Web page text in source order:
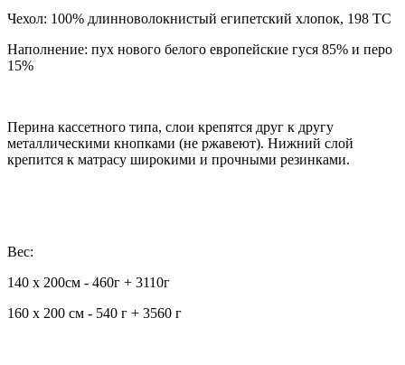
Чехол: 100% длинноволокнистый египетский хлопок, 198 TC
Наполнение: пух нового белого европейские гуся 85% и перо
15%
Перина кассетного типа, слои крепятся друг к другу
металлическими кнопками (не ржавеют). Нижний слой
крепится к матрасу широкими и прочными резинками.
Вес:
140 х 200см - 460г + 3110г
160 х 200 см - 540 г + 3560 г